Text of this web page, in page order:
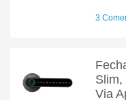
3
Slim,
Via